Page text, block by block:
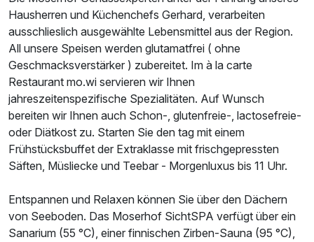
Hausherren und Küchenchefs Gerhard, verarbeiten
ausschlieslich ausgewählte Lebensmittel aus der Region.
All unsere Speisen werden glutamatfrei ( ohne
Geschmacksverstärker ) zubereitet. Im à la carte
Restaurant mo.wi servieren wir Ihnen
jahreszeitenspezifische Spezialitäten. Auf Wunsch
bereiten wir Ihnen auch Schon-, glutenfreie-, lactosefreie-
oder Diätkost zu. Starten Sie den tag mit einem
Frühstücksbuffet der Extraklasse mit frischgepressten
Säften, Müsliecke und Teebar - Morgenluxus bis 11 Uhr.
Entspannen und Relaxen können Sie über den Dächern
von Seeboden. Das Moserhof SichtSPA verfügt über ein
Sanarium (55 °C), einer finnischen Zirben-Sauna (95 °C),